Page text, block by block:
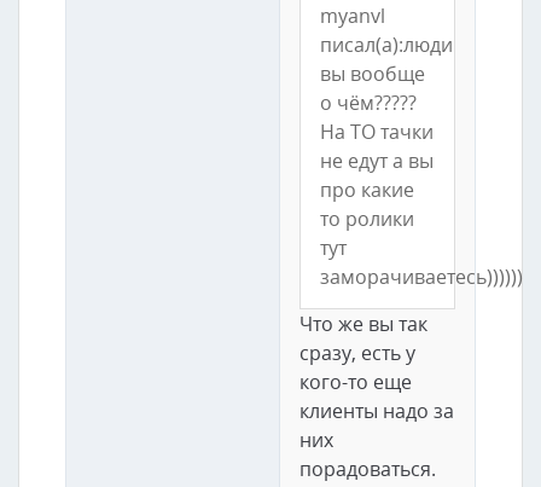
myanvl
писал(а):люди
вы вообще
о чём?????
На ТО тачки
не едут а вы
про какие
то ролики
тут
заморачиваетесь))))))
Что же вы так
сразу, есть у
кого-то еще
клиенты надо за
них
порадоваться.